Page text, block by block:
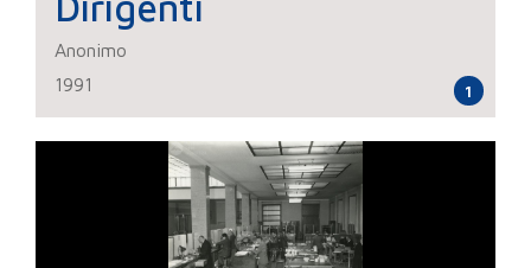
Anonimo
1991
1